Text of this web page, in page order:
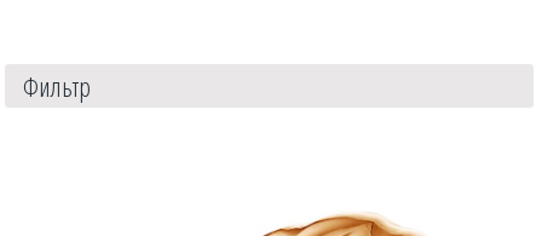
Фильтр